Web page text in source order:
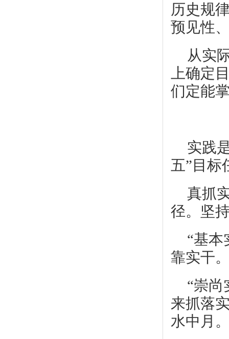
历史规
预见性
从实
上确定
们定能
实践
五”目标
真抓
径。坚
“基本
靠实干
“崇尚
来抓落
水中月